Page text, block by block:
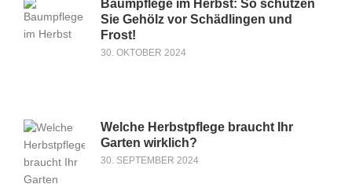
Baumpflege im Herbst: So schützen
Sie Gehölz vor Schädlingen und
Frost!
30. OKTOBER 2024
Welche Herbstpflege braucht Ihr
Garten wirklich?
30. SEPTEMBER 2024